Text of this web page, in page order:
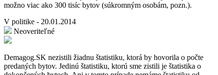
možno viac ako 300 tisíc bytov (súkromným osobám, pozn.).
V politike - 20.01.2014
Neoveriteľné
Demagog.SK nezistili žiadnu štatistiku, ktorá by hovorila o počte
predaných bytov. Jedinú štatistiku, ktorú sme zistili je štatistika o